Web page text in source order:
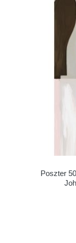
Poszter